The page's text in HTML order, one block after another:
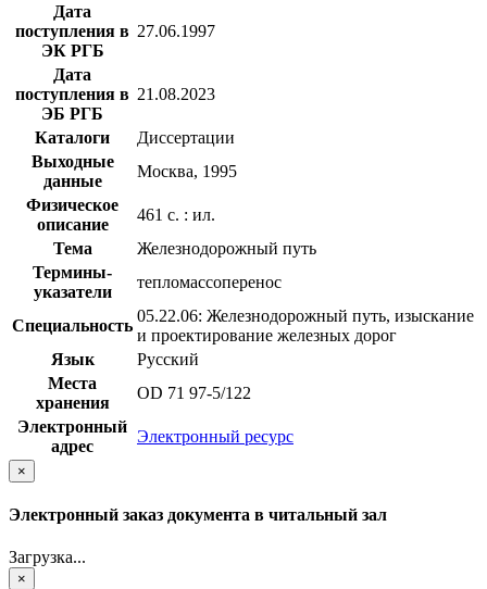
Дата
поступления в
ЭК РГБ
27.06.1997
Дата
поступления в
ЭБ РГБ
21.08.2023
Каталоги
Диссертации
Выходные
данные
Москва, 1995
Физическое
описание
461 с. : ил.
Тема
Железнодорожный путь
Термины-
указатели
тепломассоперенос
Специальность
05.22.06: Железнодорожный путь, изыскание
и проектирование железных дорог
Язык
Русский
Места
хранения
OD 71 97-5/122
Электронный
адрес
Электронный ресурс
×
Электронный заказ документа в читальный зал
Загрузка...
×